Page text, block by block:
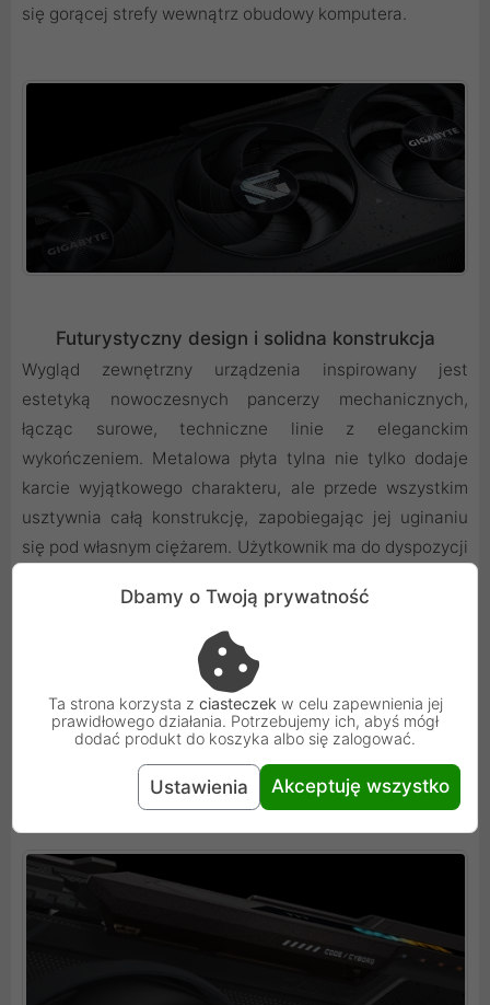
się gorącej strefy wewnątrz obudowy komputera.
Futurystyczny design i solidna konstrukcja
Wygląd zewnętrzny urządzenia inspirowany jest
estetyką nowoczesnych pancerzy mechanicznych,
łącząc surowe, techniczne linie z eleganckim
wykończeniem. Metalowa płyta tylna nie tylko dodaje
karcie wyjątkowego charakteru, ale przede wszystkim
usztywnia całą konstrukcję, zapobiegając jej uginaniu
się pod własnym ciężarem. Użytkownik ma do dyspozycji
dopasować kolory i efekty wizualne do reszty
posiadanych podzespołów. Zastosowanie najwyższej
klasy dławików oraz kondensatorów o niskiej oporności
zapewnia stabilną pracę sekcji zasilania nawet podczas
ekstremalnych sesji gamingowych, co bezpośrednio
wpływa na wydłużenie żywotności całego układu
Dbamy o Twoją prywatność
Ta strona korzysta z ciasteczek w celu zapewnienia jej
prawidłowego działania. Potrzebujemy ich, abyś mógł
dodać produkt do koszyka albo się zalogować.
Ustawienia Akceptuję wszystko